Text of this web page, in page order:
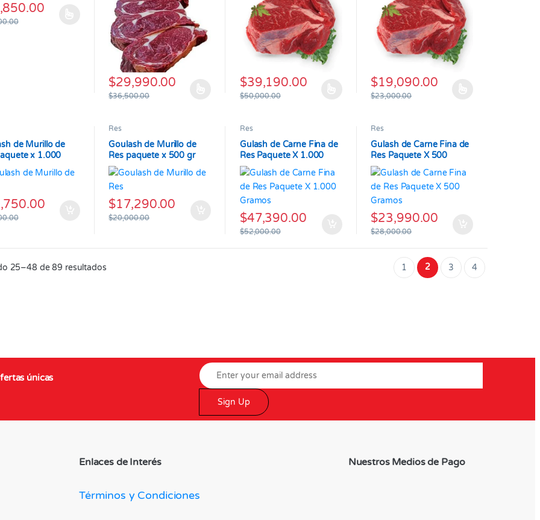
tiene múltiples variantes. Las opciones se pueden elegir en la página de producto
$29,990.00
$36,500.00
Este producto tiene múltiples variantes. Las opciones se pueden elegir en la página de producto
$39,190.00
$50,000.00
Este producto tiene múltiples variantes. Las opciones se pueden elegir en
$19,090.00
$23,000.00
Este producto tiene múltiples variantes.
de Murillo de
x 1.000
Res
Goulash de Murillo de
Res paquete x 500 gr
$17,290.00
$20,000.00
Res
Gulash de Carne Fina de
Res Paquete X 1.000
Gramos
$47,390.00
$52,000.00
Res
Gulash de Carne Fina de
Res Paquete X 500
Gramos
$23,990.00
$28,000.00
25–48 de 89 resultados 1 2 3 4
únicas
Sign Up
Enlaces de Interés
Términos y Condiciones
Nuestros Medios de Pago